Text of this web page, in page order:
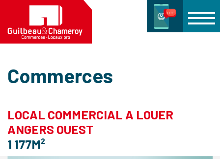
Commerces
LOCAL COMMERCIAL A LOUER
ANGERS OUEST
1 177M²